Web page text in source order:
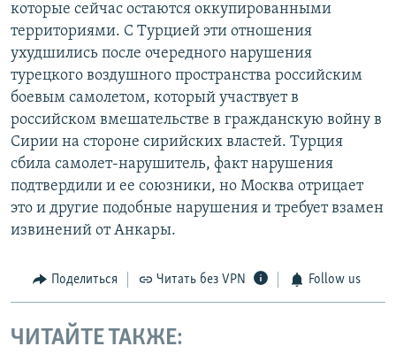
которые сейчас остаются оккупированными
территориями. С Турцией эти отношения
ухудшились после очередного нарушения
турецкого воздушного пространства российским
боевым самолетом, который участвует в
российском вмешательстве в гражданскую войну в
Сирии на стороне сирийских властей. Турция
сбила самолет-нарушитель, факт нарушения
подтвердили и ее союзники, но Москва отрицает
это и другие подобные нарушения и требует взамен
извинений от Анкары.
Поделиться Читать без VPN Follow us
ЧИТАЙТЕ ТАКЖЕ: